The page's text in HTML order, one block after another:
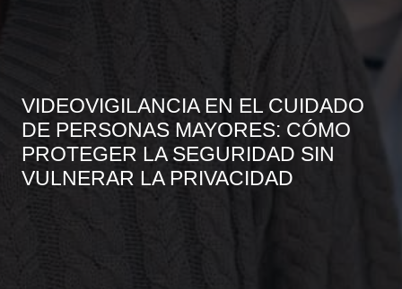
VIDEOVIGILANCIA EN EL CUIDADO
DE PERSONAS MAYORES: CÓMO
PROTEGER LA SEGURIDAD SIN
VULNERAR LA PRIVACIDAD